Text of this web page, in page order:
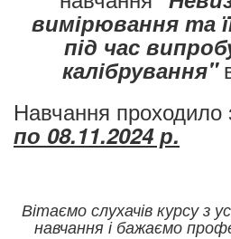
вимірювання та
під час
калібрування"
Навчання проходило
по 08.11.2024 р.
Вітаємо слухачів курсу з
навчання і бажаємо